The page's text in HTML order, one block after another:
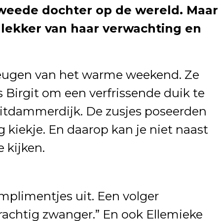
dochter op de wereld. Maar
van haar verwachting en
van het warme weekend. Ze
Birgit om een verfrissende duik te
De zusjes poseerden
kiekje. En daarop kan je niet naast
kijken.
uit. Een volger
zwanger.” En ook Ellemieke